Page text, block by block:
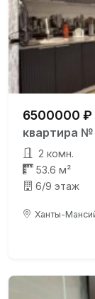
6500000 ₽
квартира
2 комн.
53.6 м²
6/9 этаж
Ханты-